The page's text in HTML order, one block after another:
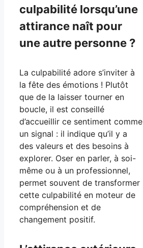
culpabilité lorsqu’une
attirance naît pour
une autre personne ?
La culpabilité adore s’inviter à
la fête des émotions ! Plutôt
que de la laisser tourner en
boucle, il est conseillé
d’accueillir ce sentiment comme
un signal : il indique qu’il y a
des valeurs et des besoins à
explorer. Oser en parler, à soi-
même ou à un professionnel,
permet souvent de transformer
cette culpabilité en moteur de
compréhension et de
changement positif.